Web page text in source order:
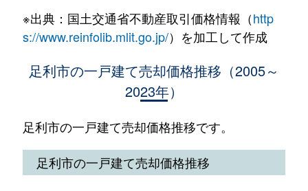
江川町
1,500万円
足利
2,100万円
大久保町
220万円
あしかがフラワーパ
大久保町
3,500万円
あしかがフラワーパ
※出典：国土交通省不動産取引価格情報（http
s://www.reinfolib.mlit.go.jp/）を加工して作成
足利市の一戸建て売却価格推移（2005～
2023年）
足利市の一戸建て売却価格推移です。
足利市の一戸建て売却価格推移